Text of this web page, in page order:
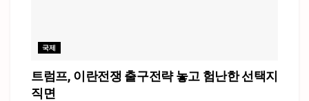
국제
트럼프, 이란전쟁 출구전략 놓고 험난한 선택지
직면